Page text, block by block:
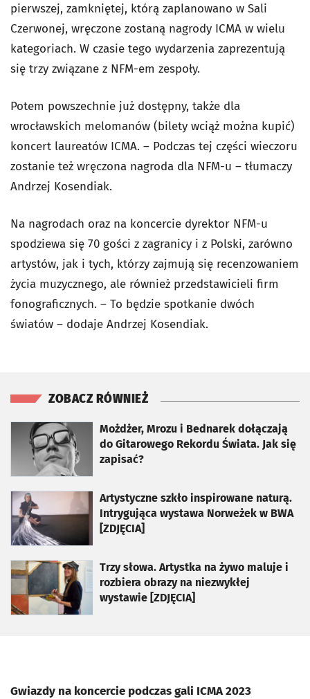
pierwszej, zamkniętej, którą zaplanowano w Sali
Czerwonej, wręczone zostaną nagrody ICMA w wielu
kategoriach. W czasie tego wydarzenia zaprezentują
się trzy związane z NFM-em zespoły.
Potem powszechnie już dostępny, także dla
wrocławskich melomanów (bilety wciąż można kupić)
koncert laureatów ICMA. – Podczas tej części wieczoru
zostanie też wręczona nagroda dla NFM-u – tłumaczy
Andrzej Kosendiak.
Na nagrodach oraz na koncercie dyrektor NFM-u
spodziewa się 70 gości z zagranicy i z Polski, zarówno
artystów, jak i tych, którzy zajmują się recenzowaniem
życia muzycznego, ale również przedstawicieli firm
fonograficznych. – To będzie spotkanie dwóch
światów – dodaje Andrzej Kosendiak.
ZOBACZ RÓWNIEŻ
Możdżer, Mrozu i Bednarek dołączają
do Gitarowego Rekordu Świata. Jak się
zapisać?
otworzy się w nowej karcie
Artystyczne szkło inspirowane naturą.
Intrygująca wystawa Norweżek w BWA
[ZDJĘCIA]
otworzy się w nowej karcie
Trzy słowa. Artystka na żywo maluje i
rozbiera obrazy na niezwykłej
wystawie [ZDJĘCIA]
otworzy się w nowej karcie
Gwiazdy na koncercie podczas gali ICMA 2023